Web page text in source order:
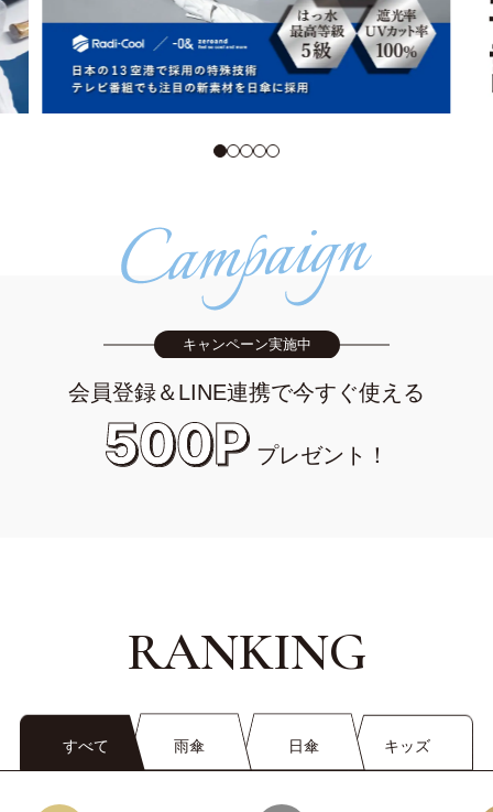
キャンペーン実施中
会員登録＆LINE連携で今すぐ使える
プレゼント！
RANKING
すべて 雨傘 日傘 キッズ